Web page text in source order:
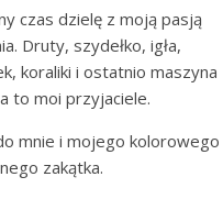
czas dzielę z moją pasją
Druty, szydełko, igła,
koraliki i ostatnio maszyna
to moi przyjaciele.
mnie i mojego kolorowego
zakątka.